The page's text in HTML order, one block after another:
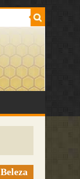
Beleza